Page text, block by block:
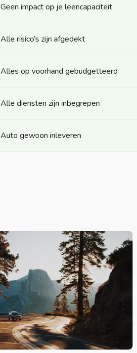
Geen impact op je leencapaciteit
Alle risico’s zijn afgedekt
Alles op voorhand gebudgetteerd
Alle diensten zijn inbegrepen
Auto gewoon inleveren